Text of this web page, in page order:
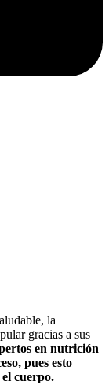
la
gracias a sus
en nutrición
pues esto
cuerpo.